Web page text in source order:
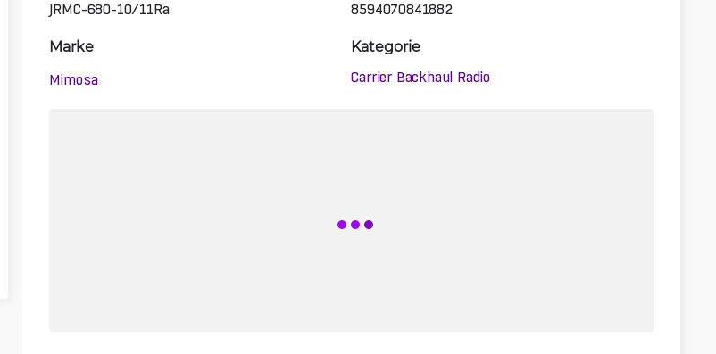
JRMC-680-10/11Ra 8594070841882
Marke
Mimosa
Kategorie
Carrier Backhaul Radio